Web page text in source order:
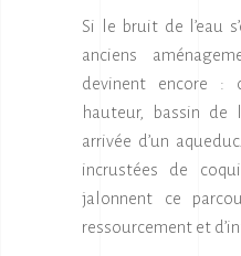
Si le bruit de l’eau
anciens
devinent encore :
hauteur, bassin
arrivée d’un
incrustées de
jalonnent ce
ressourcement et